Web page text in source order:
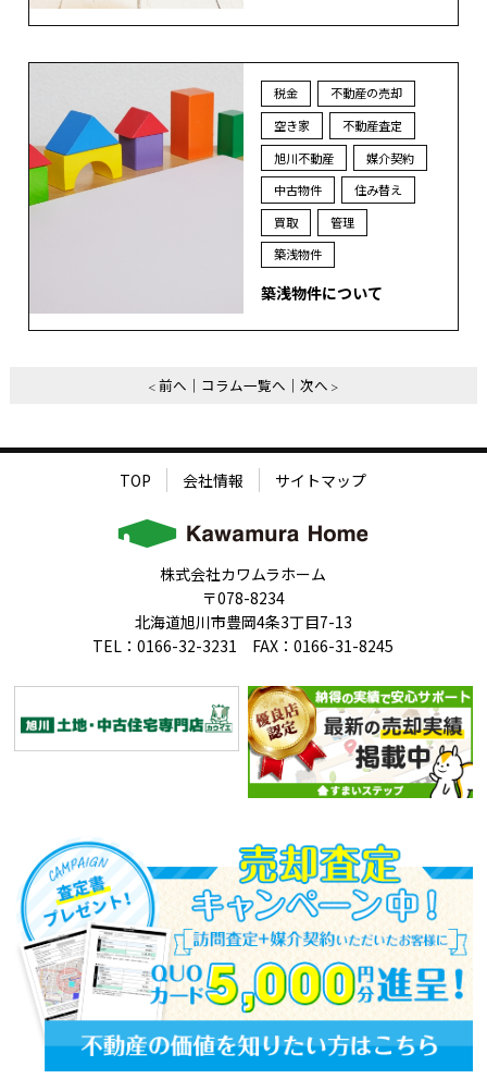
税金
不動産の売却
空き家
不動産査定
旭川不動産
媒介契約
中古物件
住み替え
買取
管理
築浅物件
築浅物件について
前へ コラム一覧へ 次へ
TOP 会社情報 サイトマップ
株式会社カワムラホーム
〒078-8234
北海道旭川市豊岡4条3丁目7-13
TEL：0166-32-3231 FAX：0166-31-8245